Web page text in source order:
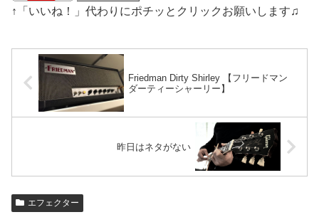
↑「いいね！」代わりにポチッとクリックお願いします♫
Friedman Dirty Shirley 【フリードマン
ダーティーシャーリー】
昨日はネタがない
エフェクター